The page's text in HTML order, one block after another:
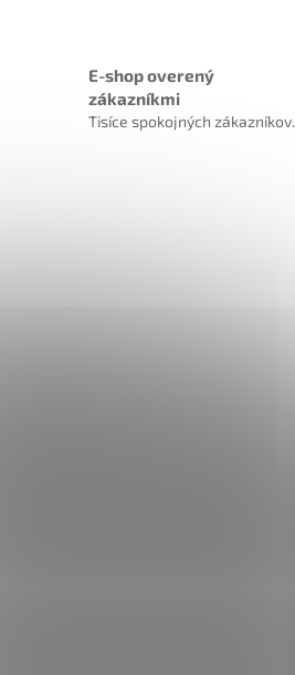
E-shop overený
zákazníkmi
Tisíce spokojných zákazníkov.